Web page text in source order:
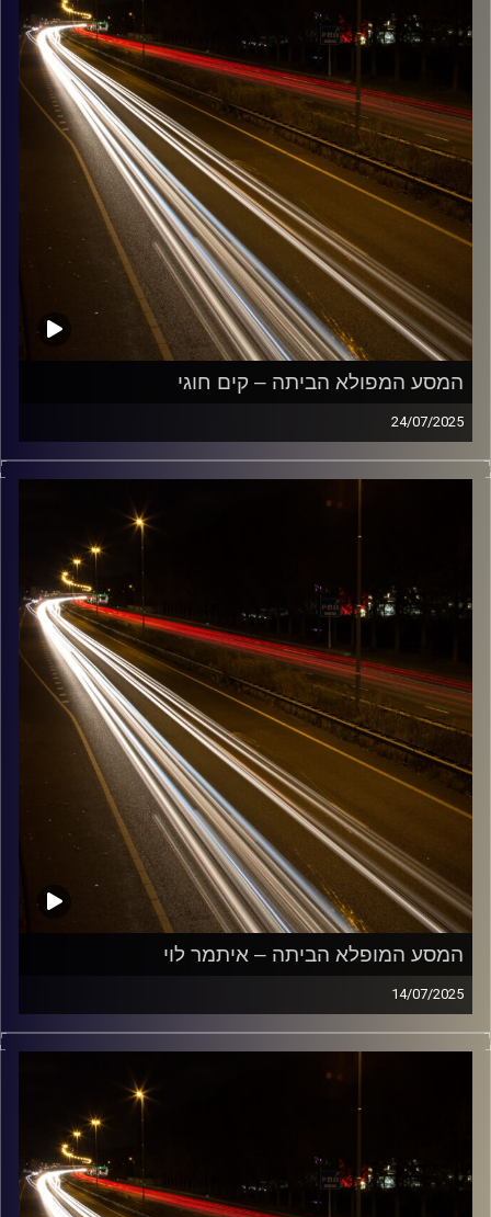
המסע המפולא הביתה – קים חוגי
24/07/2025
מוזיקה שתלווה אותנו אחרי יום עבודה ארוך ותחזיר אותנו
הביתה בשלום עם קים חוגי
קרדיט תמונות:
המסע המופלא הביתה – איתמר לוי
14/07/2025
מוזיקה שתלווה אותנו אחרי יום עבודה ארוך ותחזיר אותנו
הביתה בשלום עם איתמר לוי
קרדיט תמונות: